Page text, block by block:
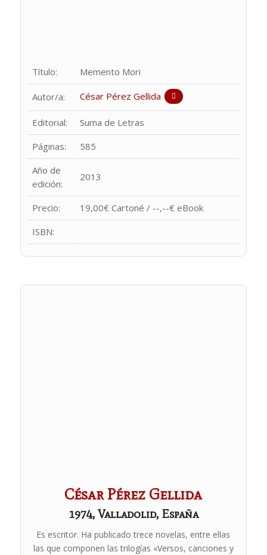
Título: Memento Mori
Autor/a: César Pérez Gellida
Editorial:
Suma de Letras
Páginas:
585
Año de
edición:
2013
Precio:
19,00€ Cartoné / --,--€ eBook
ISBN:
César Pérez Gellida
1974, Valladolid, España
Es escritor. Ha publicado trece novelas, entre ellas
las que componen las trilogías «Versos, canciones y